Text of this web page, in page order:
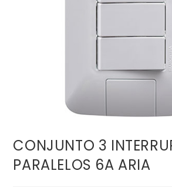
CONJUNTO 3
PARALELOS 6A ARIA